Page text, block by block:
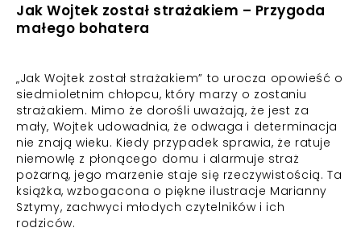
Jak Wojtek został strażakiem – Przygoda
małego bohatera
„Jak Wojtek został strażakiem” to urocza opowieść o
siedmioletnim chłopcu, który marzy o zostaniu
strażakiem. Mimo że dorośli uważają, że jest za
mały, Wojtek udowadnia, że odwaga i determinacja
nie znają wieku. Kiedy przypadek sprawia, że ratuje
niemowlę z płonącego domu i alarmuje straż
pożarną, jego marzenie staje się rzeczywistością. Ta
książka, wzbogacona o piękne ilustracje Marianny
Sztymy, zachwyci młodych czytelników i ich
rodziców.